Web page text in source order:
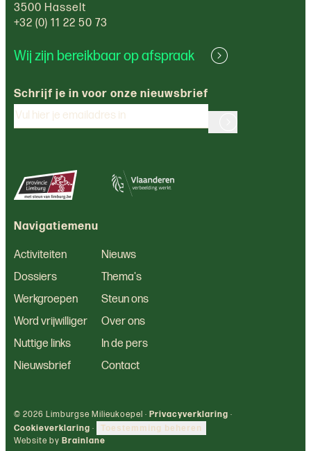
3500 Hasselt
+32 (0) 11 22 50 73
Wij zijn bereikbaar op afspraak
Schrijf je in voor onze nieuwsbrief
Navigatiemenu
Activiteiten
Nieuws
Dossiers
Thema's
Werkgroepen
Steun ons
Word vrijwilliger
Over ons
Nuttige links
In de pers
Nieuwsbrief
Contact
© 2026 Limburgse Milieukoepel · Privacyverklaring ·
Cookieverklaring · Toestemming beheren
Website by Brainlane